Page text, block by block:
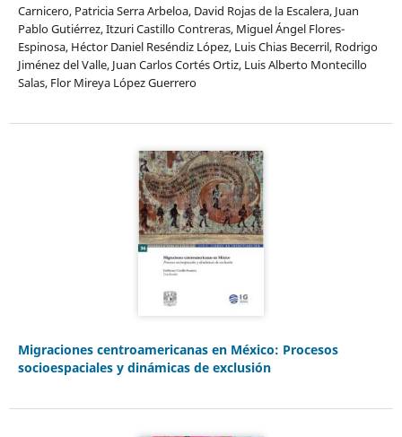
Carnicero, Patricia Serra Arbeloa, David Rojas de la Escalera, Juan
Pablo Gutiérrez, Itzuri Castillo Contreras, Miguel Ángel Flores-
Espinosa, Héctor Daniel Reséndiz López, Luis Chias Becerril, Rodrigo
Jiménez del Valle, Juan Carlos Cortés Ortiz, Luis Alberto Montecillo
Salas, Flor Mireya López Guerrero
Migraciones centroamericanas en México: Procesos
socioespaciales y dinámicas de exclusión